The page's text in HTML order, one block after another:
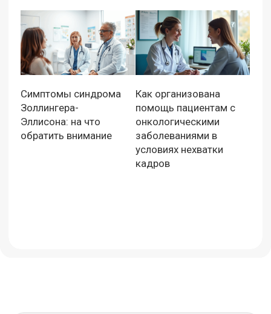
Симптомы синдрома
Золлингера-
Эллисона: на что
обратить внимание
Как организована
помощь пациентам с
онкологическими
заболеваниями в
условиях нехватки
кадров